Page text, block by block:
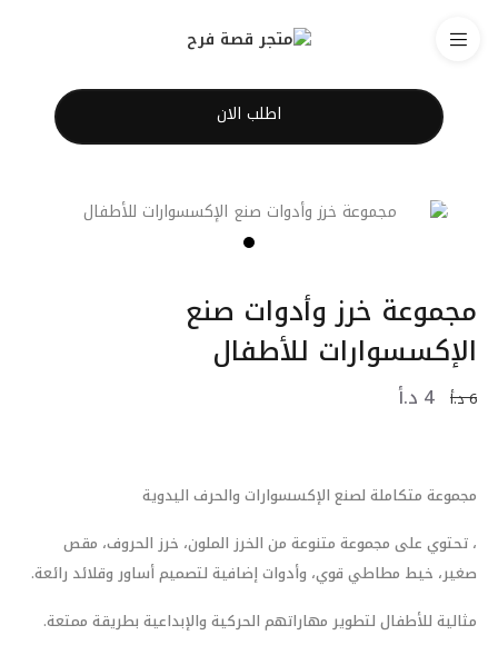
اطلب الان
مجموعة خرز وأدوات صنع
الإكسسوارات للأطفال
6د.أ 4 د.أ
مجموعة متكاملة لصنع الإكسسوارات والحرف اليدوية
، تحتوي على مجموعة متنوعة من الخرز الملون، خرز الحروف، مقص
صغير، خيط مطاطي قوي، وأدوات إضافية لتصميم أساور وقلائد رائعة.
مثالية للأطفال لتطوير مهاراتهم الحركية والإبداعية بطريقة ممتعة.